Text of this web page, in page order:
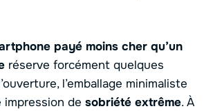
payé moins cher qu’un
réserve forcément quelques
l’emballage minimaliste
de sobriété extrême. À